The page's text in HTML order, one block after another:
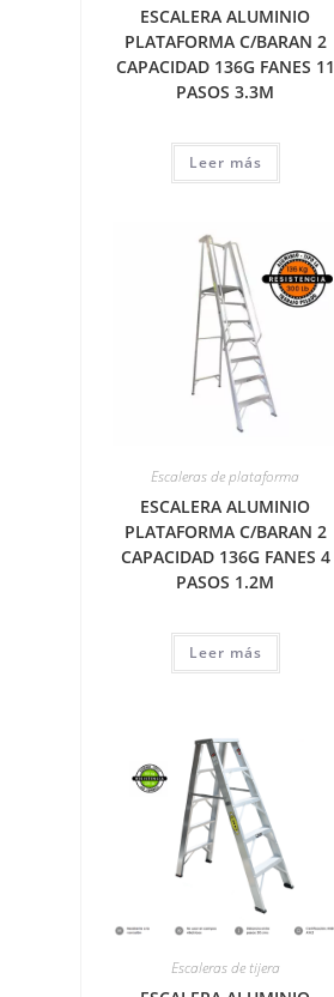
ESCALERA ALUMINIO
PLATAFORMA C/BARAN 2
CAPACIDAD 136G FANES 11
PASOS 3.3M
Leer más
Escaleras de plataforma
ESCALERA ALUMINIO
PLATAFORMA C/BARAN 2
CAPACIDAD 136G FANES 4
PASOS 1.2M
Leer más
Escaleras de tijera